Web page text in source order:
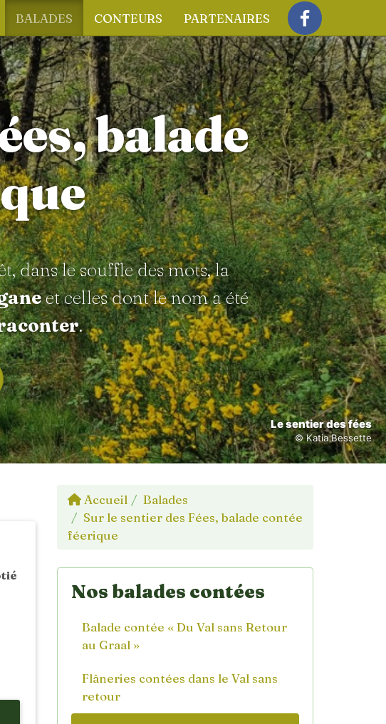
BALADES CONTEURS
PARTENAIRES
Facebook
Le sentier des fées
© Katia Bessette
balade
dans le souffle des mots, la
et celles dont le nom a été
.
Accueil
Balades
Sur le sentier des Fées, balade contée
féerique
Nos balades contées
Balade contée « Du Val sans Retour
au Graal »
Flâneries contées dans le Val sans
retour